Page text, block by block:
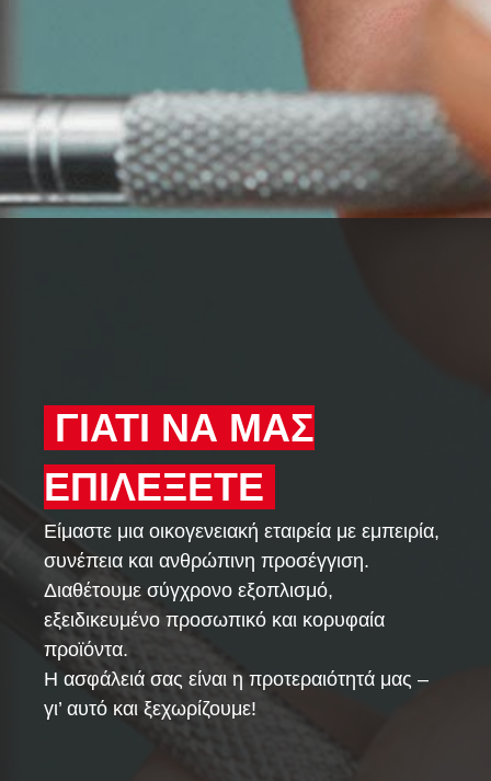
ΓΙΑΤΙ ΝΑ ΜΑΣ
ΕΠΙΛΕΞΕΤΕ
Είμαστε μια οικογενειακή εταιρεία με εμπειρία,
συνέπεια και ανθρώπινη προσέγγιση.
Διαθέτουμε σύγχρονο εξοπλισμό,
εξειδικευμένο προσωπικό και κορυφαία
προϊόντα.
Η ασφάλειά σας είναι η προτεραιότητά μας –
γι’ αυτό και ξεχωρίζουμε!